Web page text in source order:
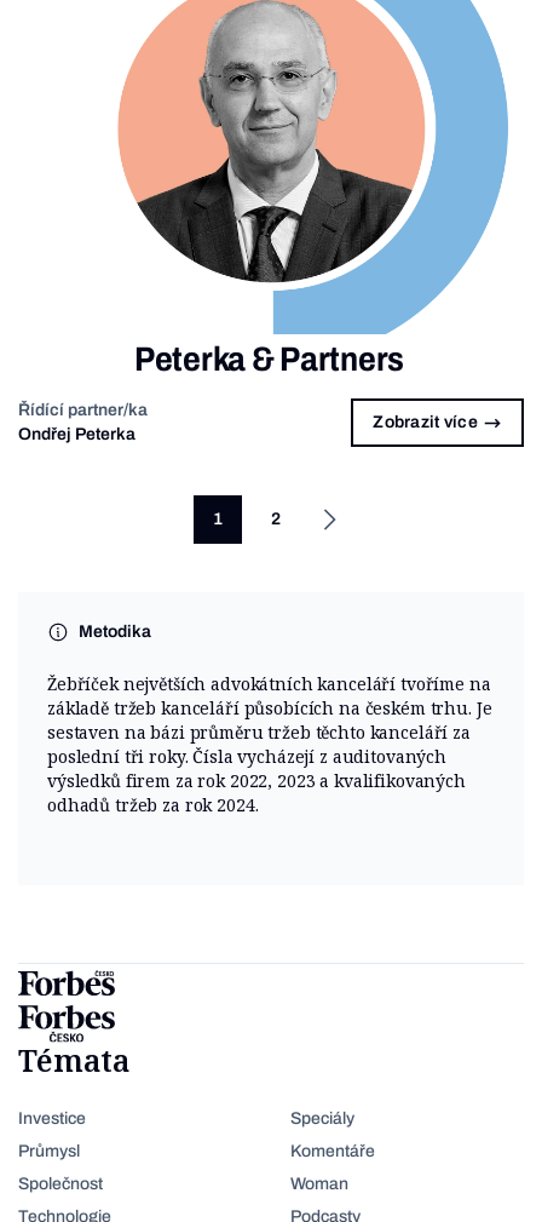
Peterka & Partners
Řídící partner/ka
Ondřej Peterka
Zobrazit více
1 2
Metodika
Žebříček největších advokátních kanceláří tvoříme na
základě tržeb kanceláří působících na českém trhu. Je
sestaven na bázi průměru tržeb těchto kanceláří za
poslední tři roky. Čísla vycházejí z auditovaných
výsledků firem za rok 2022, 2023 a kvalifikovaných
odhadů tržeb za rok 2024.
Témata
Investice
Průmysl
Společnost
Technologie
Speciály
Komentáře
Woman
Podcasty